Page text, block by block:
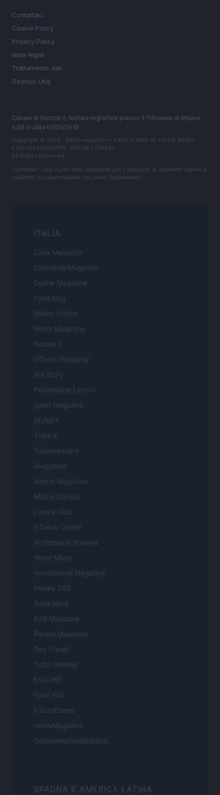
Contattaci
Cookie Policy
Privacy Policy
Note legali
Trattamento dati
Gestisci Utiq
Canale di Notizie.it, testata registrata presso il Tribunale di Milano
n.68 in data 01/03/2018
Copyright © 2026 · Sportmagazine — Edito in Italia da AdHub Media
P.IVA 13542920965 · REA MI 2729933
All Rights Reserved
I contenuti sono curati dalla redazione con il supporto di strumenti digitali e
realizzati in collaborazione con autori indipendenti.
ITALIA
Casa Magazine
Cineverse Magazine
Donne Magazine
Food Blog
Milano Notizie
Motor Magazine
Notizie.it
Offerte Shopping
Pet Story
Professione Lavoro
Sport Magazine
Style24
Think.it
Tuobenessere
Viaggiamo
Nonne Magazine
Milano Cortina
Luxury Club
Il Calcio Online
Professione mamma
World Music
Investimenti Magazine
Money 365
Zona Nerd
B2B Magazine
People Magazine
Day Travel
Tutto Gaming
ESG 365
Food Wiki
FuturoDonna
HomeMagazine
SecondHomeMagazine
SPAGNA E AMERICA LATINA